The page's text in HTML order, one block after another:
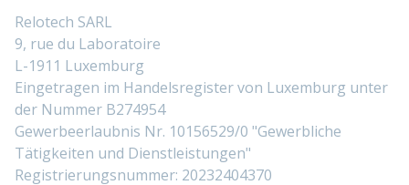
Relotech SARL
9, rue du Laboratoire
L-1911 Luxemburg
Eingetragen im Handelsregister von Luxemburg unter
der Nummer B274954
Gewerbeerlaubnis Nr. 10156529/0 "Gewerbliche
Tätigkeiten und Dienstleistungen"
Registrierungsnummer: 20232404370